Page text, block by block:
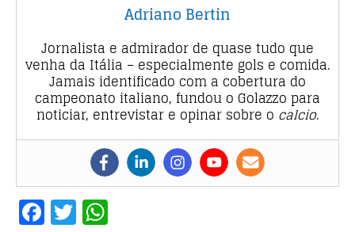
Adriano Bertin
Jornalista e admirador de quase tudo que
venha da Itália – especialmente gols e comida.
Jamais identificado com a cobertura do
campeonato italiano, fundou o Golazzo para
noticiar, entrevistar e opinar sobre o calcio.
F T